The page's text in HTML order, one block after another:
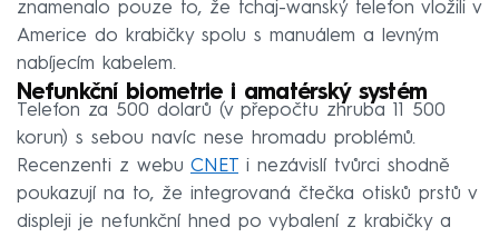
znamenalo pouze to, že tchaj-wanský telefon vložili v
Americe do krabičky spolu s manuálem a levným
nabíjecím kabelem.
Nefunkční biometrie i amatérský systém
Telefon za 500 dolarů (v přepočtu zhruba 11 500
korun) s sebou navíc nese hromadu problémů.
Recenzenti z webu CNET i nezávislí tvůrci shodně
poukazují na to, že integrovaná čtečka otisků prstů v
displeji je nefunkční hned po vybalení z krabičky a